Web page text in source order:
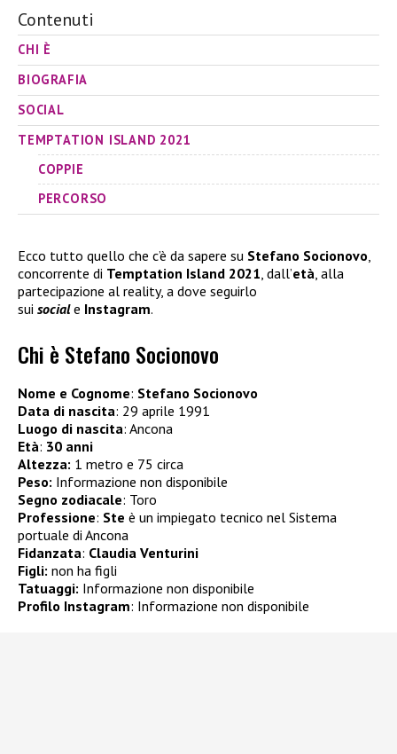
Contenuti
CHI È
BIOGRAFIA
SOCIAL
TEMPTATION ISLAND 2021
COPPIE
PERCORSO
Ecco tutto quello che c’è da sapere su Stefano Socionovo,
concorrente di Temptation Island 2021, dall’età, alla
partecipazione al reality, a dove seguirlo
sui sociale Instagram.
Chi è Stefano Socionovo
Nome e Cognome: Stefano Socionovo
Data di nascita: 29 aprile 1991
Luogo di nascita: Ancona
Età: 30 anni
Altezza: 1 metro e 75 circa
Peso: Informazione non disponibile
Segno zodiacale: Toro
Professione: Ste è un impiegato tecnico nel Sistema
portuale di Ancona
Fidanzata: Claudia Venturini
Figli: non ha figli
Tatuaggi: Informazione non disponibile
Profilo Instagram: Informazione non disponibile